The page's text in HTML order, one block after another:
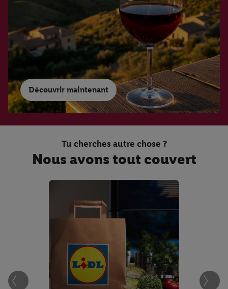
Weinwissen
3 régions - 3 vins
Bodegas Lecea Master of Wine
Abréviations des vins
italiens
Découvrir maintenant
Tu cherches autre chose ?
Nous avons tout couvert